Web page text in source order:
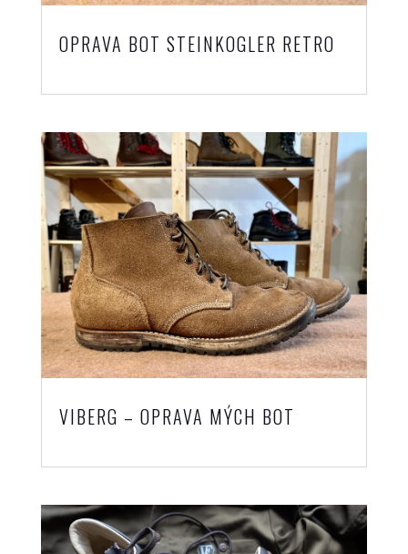
OPRAVA BOT STEINKOGLER RETRO
VIBERG – OPRAVA MÝCH BOT